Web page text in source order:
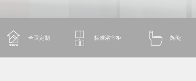
全卫定制 标准浴室柜 陶瓷